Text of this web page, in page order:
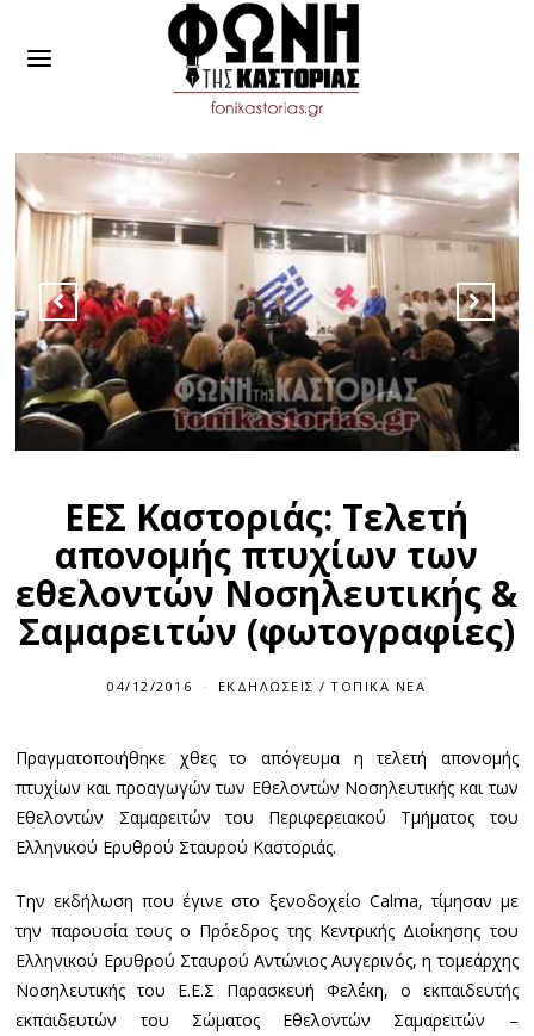
ΕΕΣ Καστοριάς: Τελετή
απονομής πτυχίων των
εθελοντών Νοσηλευτικής &
Σαμαρειτών (φωτογραφίες)
04/12/2016 ΕΚΔΗΛΏΣΕΙΣ / ΤΟΠΙΚΆ ΝΈΑ
Πραγματοποιήθηκε χθες το απόγευμα η τελετή απονομής
πτυχίων και προαγωγών των Εθελοντών Νοσηλευτικής και των
Εθελοντών Σαμαρειτών του Περιφερειακού Τμήματος του
Ελληνικού Ερυθρού Σταυρού Καστοριάς.
Την εκδήλωση που έγινε στο ξενοδοχείο Calma, τίμησαν με
την παρουσία τους ο Πρόεδρος της Κεντρικής Διοίκησης του
Ελληνικού Ερυθρού Σταυρού Αντώνιος Αυγερινός, η τομεάρχης
Νοσηλευτικής του Ε.Ε.Σ Παρασκευή Φελέκη, ο εκπαιδευτής
εκπαιδευτών του Σώματος Εθελοντών Σαμαρειτών –